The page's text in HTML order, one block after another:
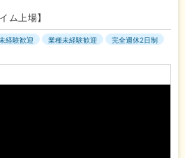
ム上場】
経験歓迎 業種未経験歓迎 完全週休2日制